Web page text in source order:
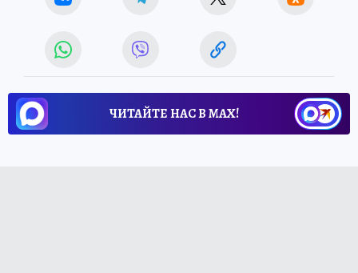
ЧИТАЙТЕ НАС В МАХ!